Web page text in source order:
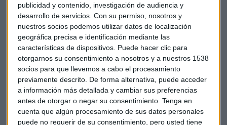
publicidad y contenido, investigación de audiencia y
desarrollo de servicios. Con su permiso, nosotros y
nuestros socios podemos utilizar datos de localización
geográfica precisa e identificación mediante las
características de dispositivos. Puede hacer clic para
otorgarnos su consentimiento a nosotros y a nuestros 1538
socios para que llevemos a cabo el procesamiento
previamente descrito. De forma alternativa, puede acceder
a información más detallada y cambiar sus preferencias
antes de otorgar o negar su consentimiento. Tenga en
cuenta que algún procesamiento de sus datos personales
puede no requerir de su consentimiento, pero usted tiene
Se espera una subida hasta 108,4 puntos. En España se
publica el índice de precios industriales y además Fitch
revisará el rating de la deuda soberana española. En
Estados Unidos, pedidos de bienes duraderos de marzo para
los que se prevé un repunte de un 0,3%.
Google aumenta sus ingresos y su beneficio trimestral y
sube en el mercado fuera de hora un 3%
En el primer trimestre su beneficio neto se ha elevado un